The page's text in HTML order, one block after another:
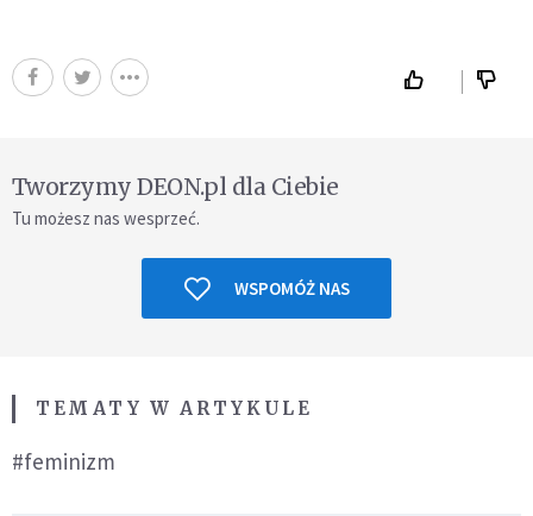
Tworzymy DEON.pl dla Ciebie
Tu możesz nas wesprzeć.
WSPOMÓŻ NAS
TEMATY W ARTYKULE
#feminizm